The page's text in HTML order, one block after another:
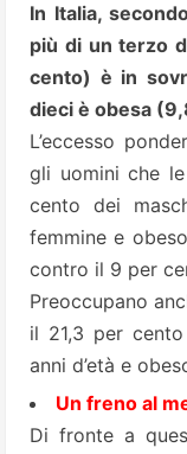
In Italia,
più di un terzo
cento) è in
dieci è obesa
L’eccesso
gli uomini che
cento dei
femmine e
contro il 9 per
Preoccupano
il 21,3 per
anni d’età e
Un freno al
Di fronte a